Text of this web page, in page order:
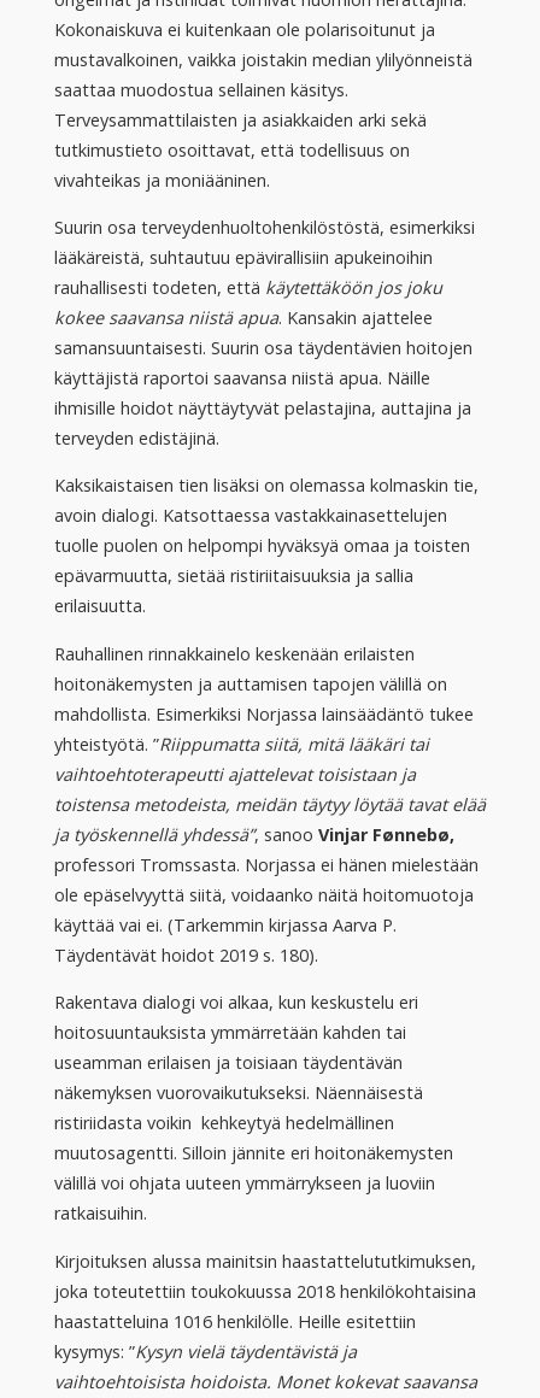
Kokonaiskuva ei kuitenkaan ole polarisoitunut ja
mustavalkoinen, vaikka joistakin median ylilyönneistä
saattaa muodostua sellainen käsitys.
Terveysammattilaisten ja asiakkaiden arki sekä
tutkimustieto osoittavat, että todellisuus on
vivahteikas ja moniääninen.
Suurin osa terveydenhuoltohenkilöstöstä, esimerkiksi
lääkäreistä, suhtautuu epävirallisiin apukeinoihin
rauhallisesti todeten, että käytettäköön jos joku
kokee saavansa niistä apua. Kansakin ajattelee
samansuuntaisesti. Suurin osa täydentävien hoitojen
käyttäjistä raportoi saavansa niistä apua. Näille
ihmisille hoidot näyttäytyvät pelastajina, auttajina ja
terveyden edistäjinä.
Kaksikaistaisen tien lisäksi on olemassa kolmaskin tie,
avoin dialogi. Katsottaessa vastakkainasettelujen
tuolle puolen on helpompi hyväksyä omaa ja toisten
epävarmuutta, sietää ristiriitaisuuksia ja sallia
erilaisuutta.
Rauhallinen rinnakkainelo keskenään erilaisten
hoitonäkemysten ja auttamisen tapojen välillä on
mahdollista. Esimerkiksi Norjassa lainsäädäntö tukee
yhteistyötä. ”Riippumatta siitä, mitä lääkäri tai
vaihtoehtoterapeutti ajattelevat toisistaan ja
toistensa metodeista, meidän täytyy löytää tavat elää
ja työskennellä yhdessä”, sanoo Vinjar Fønnebø,
professori Tromssasta. Norjassa ei hänen mielestään
ole epäselvyyttä siitä, voidaanko näitä hoitomuotoja
käyttää vai ei. (Tarkemmin kirjassa Aarva P.
Täydentävät hoidot 2019 s. 180).
Rakentava dialogi voi alkaa, kun keskustelu eri
hoitosuuntauksista ymmärretään kahden tai
useamman erilaisen ja toisiaan täydentävän
näkemyksen vuorovaikutukseksi. Näennäisestä
ristiriidasta voikin kehkeytyä hedelmällinen
muutosagentti. Silloin jännite eri hoitonäkemysten
välillä voi ohjata uuteen ymmärrykseen ja luoviin
ratkaisuihin.
Kirjoituksen alussa mainitsin haastattelututkimuksen,
joka toteutettiin toukokuussa 2018 henkilökohtaisina
haastatteluina 1016 henkilölle. Heille esitettiin
kysymys: ”Kysyn vielä täydentävistä ja
vaihtoehtoisista hoidoista. Monet kokevat saavansa